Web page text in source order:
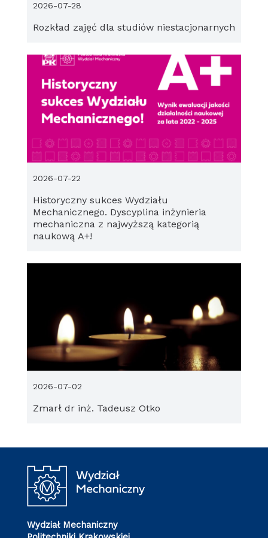
Rozkład zajęć dla studiów niestacjonarnych
2026-07-28
Historyczny sukces Wydziału
Mechanicznego. Dyscyplina inżynieria
mechaniczna z najwyższą kategorią
naukową A+!
2026-07-22
Zmarł dr inż. Tadeusz Otko
2026-07-02
Wydział Mechaniczny